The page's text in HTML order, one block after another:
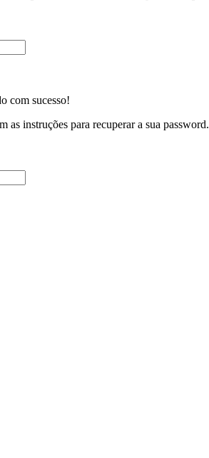
com sucesso!
as instruções para recuperar a sua password.